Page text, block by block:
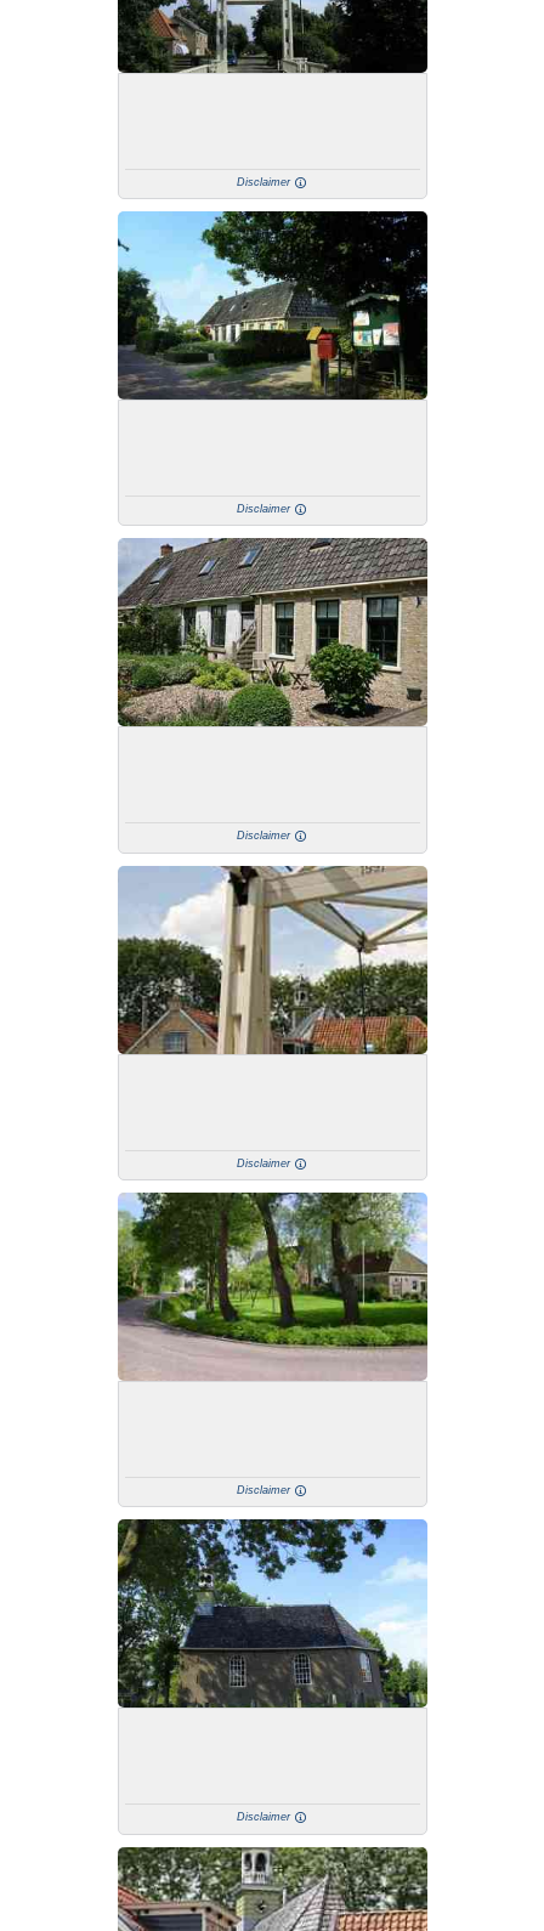
Disclaimer
Disclaimer
Disclaimer
Disclaimer
Disclaimer
Disclaimer